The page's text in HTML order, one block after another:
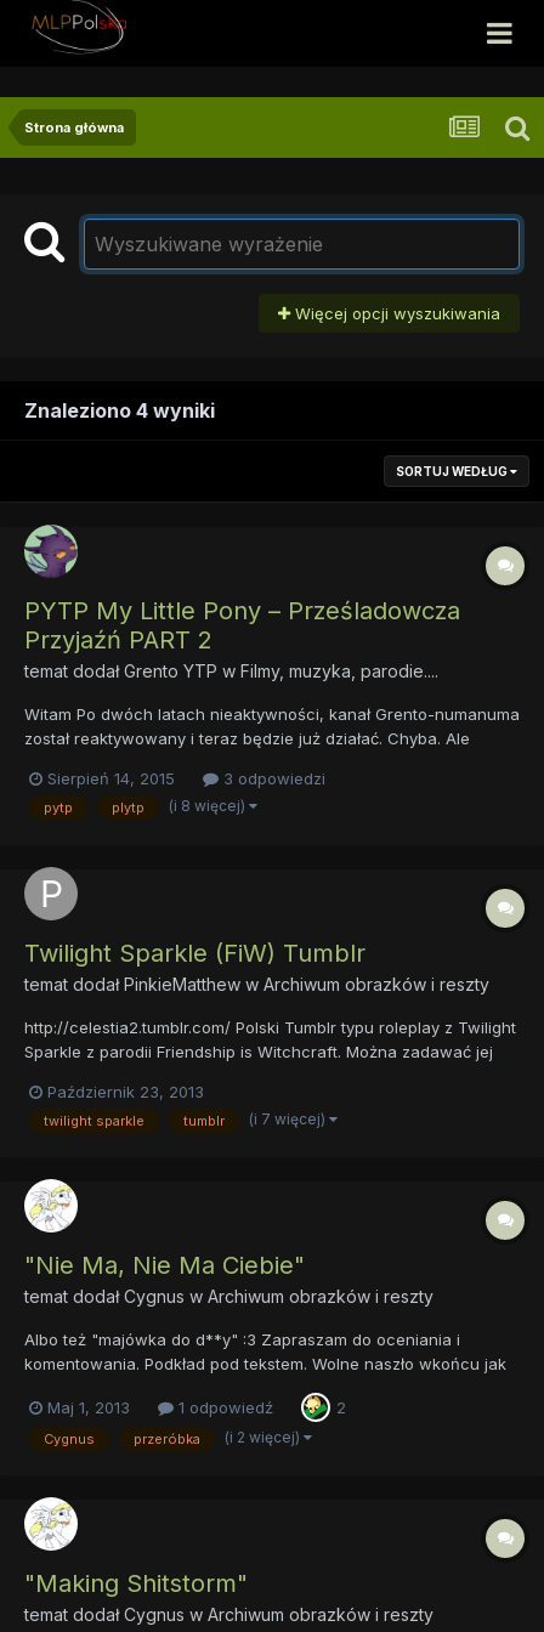
Strona główna
Więcej opcji wyszukiwania
Znaleziono 4 wyniki
SORTUJ WEDŁUG
PYTP My Little Pony – Prześladowcza
Przyjaźń PART 2
temat dodałGrento YTP w Filmy, muzyka, parodie....
Witam Po dwóch latach nieaktywności, kanał Grento-numanuma
został reaktywowany i teraz będzie już działać. Chyba. Ale
https://www.youtube.com/watch?v=F3WamV3-AOY
https://www.youtube.com/watch?v=MuUAB3Qn2u4
Sierpień 14, 2015 3 odpowiedzi
pytp plytp (i 8 więcej)
Twilight Sparkle (FiW) Tumblr
temat dodałPinkieMatthew w Archiwum obrazków i reszty
http://celestia2.tumblr.com/ Polski Tumblr typu roleplay z Twilight
Sparkle z parodii Friendship is Witchcraft. Można zadawać jej
Griffin Lewis. O dziwo Griffin (griffinilla) obserwuje ten Tumblr,
mimo że jest po polsku i okazjonalni...
Październik 23, 2013
twilight sparkle tumblr (i 7 więcej)
"Nie Ma, Nie Ma Ciebie"
temat dodałCygnus w Archiwum obrazków i reszty
Albo też "majówka do d**y" :3 Zapraszam do oceniania i
komentowania. Podkład pod tekstem. Wolne naszło wkońcu jak
wkurza Nie ma nie ma Ciebie Siedzę w domu a pogoda lipna
Internety wolno idą Armia stoi mało bitna Braku nudy...
Maj 1, 2013 1 odpowiedź 2
Cygnus przeróbka (i 2 więcej)
"Making Shitstorm"
temat dodałCygnus w Archiwum obrazków i reszty